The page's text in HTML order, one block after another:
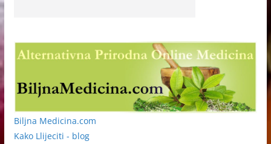
Biljna Medicina.com
Kako Llijeciti - blog